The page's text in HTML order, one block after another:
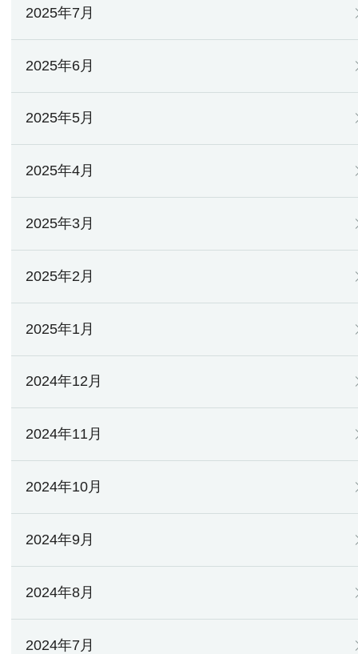
2025年7月
2025年6月
2025年5月
2025年4月
2025年3月
2025年2月
2025年1月
2024年12月
2024年11月
2024年10月
2024年9月
2024年8月
2024年7月